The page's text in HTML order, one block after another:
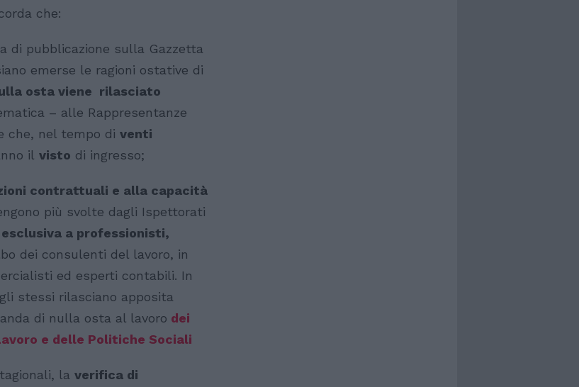
che:
di pubblicazione sulla Gazzetta
emerse le ragioni ostative di
osta viene rilasciato
– alle Rappresentanze
che, nel tempo di venti
il visto di ingresso;
contrattuali e alla capacità
più svolte dagli Ispettorati
a professionisti,
dei consulenti del lavoro, in
ed esperti contabili. In
stessi rilasciano apposita
di nulla osta al lavoro dei
e delle Politiche Sociali
la verifica di